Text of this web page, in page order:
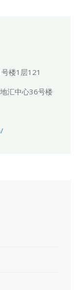
楼1层121
汇中心36号楼